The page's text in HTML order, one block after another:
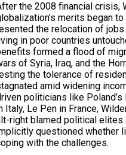
the 2008 financial crisis,
merits began
the relocation of
in poor countries
formed a flood of
of Syria, Iraq, and the
the tolerance of
amid widening
politicians like Poland’s
Italy, Le Pen in France,
right blamed political elites
questioned whether
with the challenges.